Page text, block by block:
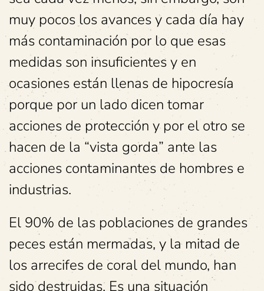
muy pocos los avances y cada día hay
más contaminación por lo que esas
medidas son insuficientes y en
ocasiones están llenas de hipocresía
porque por un lado dicen tomar
acciones de protección y por el otro se
hacen de la “vista gorda” ante las
acciones contaminantes de hombres e
industrias.
El 90% de las poblaciones de grandes
peces están mermadas, y la mitad de
los arrecifes de coral del mundo, han
sido destruidas. Es una situación